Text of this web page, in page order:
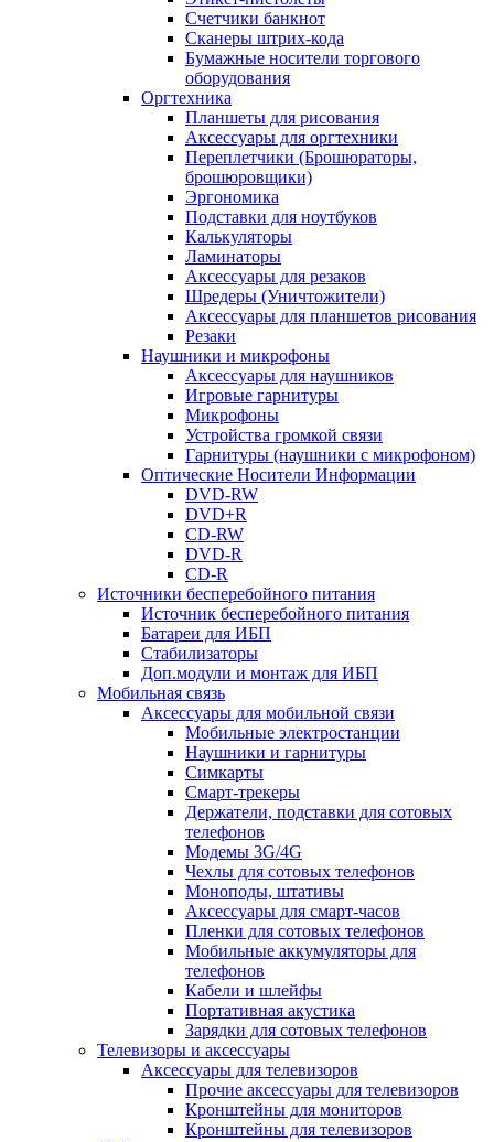
Счетчики банкнот
Сканеры штрих-кода
Бумажные носители торгового
оборудования
Оргтехника
Планшеты для рисования
Аксессуары для оргтехники
Переплетчики (Брошюраторы,
брошюровщики)
Эргономика
Подставки для ноутбуков
Калькуляторы
Ламинаторы
Аксессуары для резаков
Шредеры (Уничтожители)
Аксессуары для планшетов рисования
Резаки
Наушники и микрофоны
Аксессуары для наушников
Игровые гарнитуры
Микрофоны
Устройства громкой связи
Гарнитуры (наушники с микрофоном)
Оптические Носители Информации
DVD-RW
DVD+R
CD-RW
DVD-R
CD-R
Источники бесперебойного питания
Источник бесперебойного питания
Батареи для ИБП
Стабилизаторы
Доп.модули и монтаж для ИБП
Мобильная связь
Аксессуары для мобильной связи
Мобильные электростанции
Наушники и гарнитуры
Симкарты
Смарт-трекеры
Держатели, подставки для сотовых
телефонов
Модемы 3G/4G
Чехлы для сотовых телефонов
Моноподы, штативы
Аксессуары для смарт-часов
Пленки для сотовых телефонов
Мобильные аккумуляторы для
телефонов
Кабели и шлейфы
Портативная акустика
Зарядки для сотовых телефонов
Телевизоры и аксессуары
Аксессуары для телевизоров
Прочие аксессуары для телевизоров
Кронштейны для мониторов
Кронштейны для телевизоров